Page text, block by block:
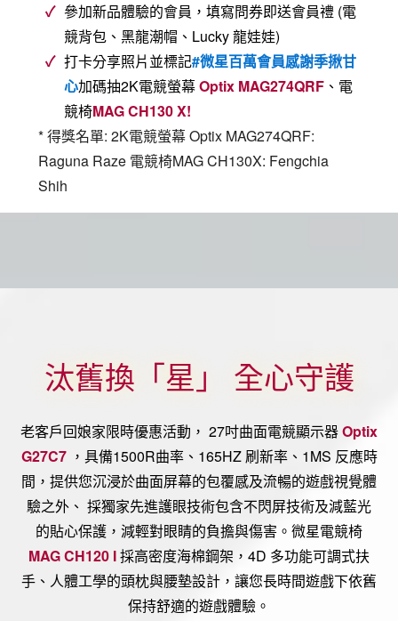
參加新品體驗的會員，填寫問券即送會員禮 (電
競背包、黑龍潮帽、Lucky 龍娃娃)
打卡分享照片並標記#微星百萬會員感謝季揪甘
心加碼抽2K電競螢幕Optix MAG274QRF、電
競椅MAG CH130 X!
* 得獎名單: 2K電競螢幕 Optix MAG274QRF:
Raguna Raze 電競椅MAG CH130X: Fengchia
Shih
汰舊換「星」 全心守護
老客戶回娘家限時優惠活動， 27吋曲面電競顯示器Optix
G27C7 ，具備1500R曲率、165HZ 刷新率、1MS 反應時
間，提供您沉浸於曲面屏幕的包覆感及流暢的遊戲視覺體
驗之外、 採獨家先進護眼技術包含不閃屏技術及減藍光
的貼心保護，減輕對眼睛的負擔與傷害。微星電競椅
MAG CH120 I採高密度海棉鋼架，4D 多功能可調式扶
手、人體工學的頭枕與腰墊設計，讓您長時間遊戲下依舊
保持舒適的遊戲體驗。